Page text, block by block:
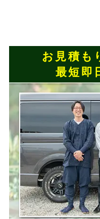
お見積も
最短即